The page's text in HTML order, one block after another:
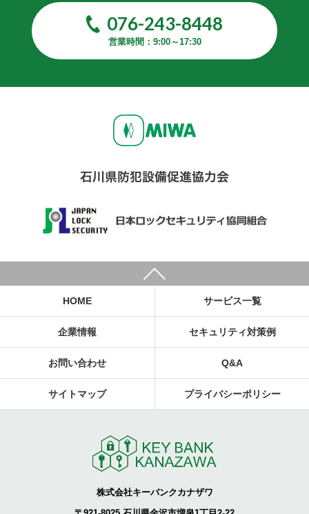
076-243-8448
営業時間：9:00～17:30
株式会社キーバンクカナザワ
HOME サービス一覧
企業情報 セキュリティ対策例
お問い合わせ Q&A
サイトマップ プライバシーポリシー